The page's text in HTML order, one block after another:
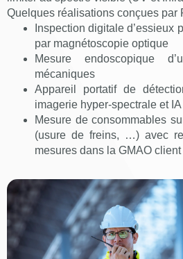
Quelques réalisations conçues par
Inspection digitale d’essieux
par magnétoscopie optique
Mesure endoscopique
mécaniques
Appareil portatif de
imagerie hyper-spectrale et
Mesure de consommables
(usure de freins, …) avec
mesures dans la GMAO client